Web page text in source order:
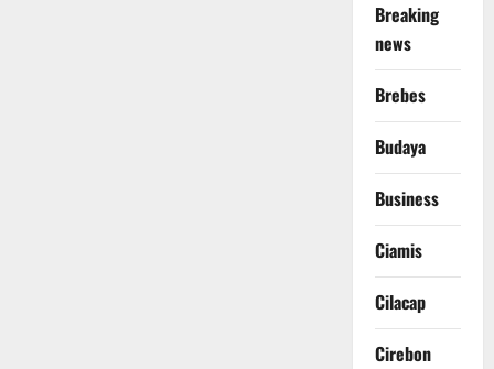
Breaking
news
Brebes
Budaya
Business
Ciamis
Cilacap
Cirebon